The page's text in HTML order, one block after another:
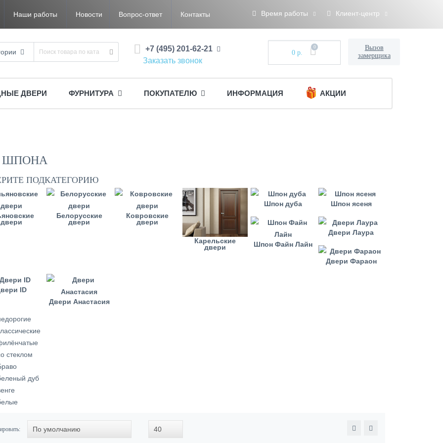
Наши работы Новости Вопрос-ответ Контакты Время работы Клиент-центр
+7 (495) 201-62-21
Заказать звонок
0 р.
0
Вызов
замерщика
ДВЕРИ ФУРНИТУРА ПОКУПАТЕЛЮ ИНФОРМАЦИЯ АКЦИИ
ШПОНА
ПОДКАТЕГОРИЮ
двери
Белорусские
двери
Ковровские
двери
Карельские
двери
Шпон дуба Шпон ясеня
Шпон Файн Лайн
Двери Лаура
Двери Фараон
ID
Двери Анастасия
стеклом
дуб